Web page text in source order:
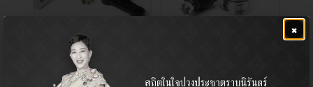
กล้องยาพวงมาลัย
×